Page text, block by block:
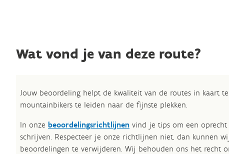
Wat vond je van deze route?
Jouw beoordeling helpt de kwaliteit van de routes in kaart
mountainbikers te leiden naar de fijnste plekken.
In onze beoordelingsrichtlijnen vind je tips om een
schrijven. Respecteer je onze richtlijnen niet, dan kunnen
beoordelingen te verwijderen. Wij behouden ons het recht